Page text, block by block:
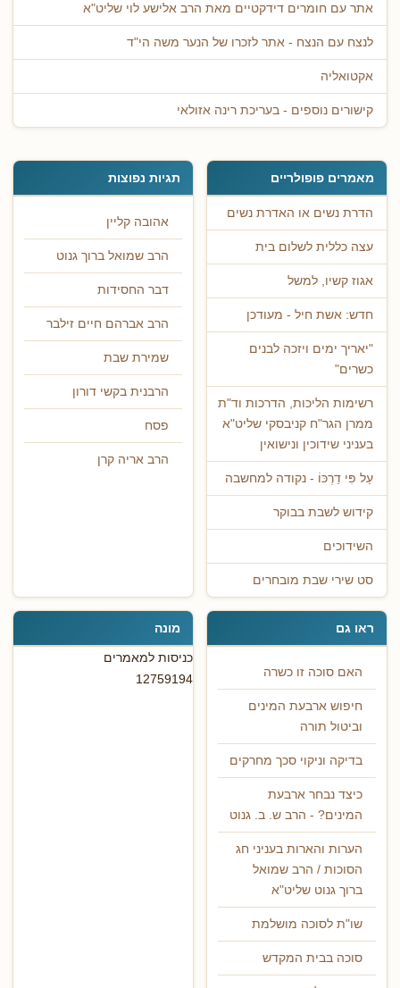
אתר עם חומרים דידקטיים מאת הרב אלישע לוי שליט"א
לנצח עם הנצח - אתר לזכרו של הנער משה הי"ד
אקטואליה
קישורים נוספים - בעריכת רינה אזולאי
מאמרים פופולריים
הדרת נשים או האדרת נשים
עצה כללית לשלום בית
אגוז קשיו, למשל
חדש: אשת חיל - מעודכן
"יאריך ימים ויזכה לבנים
כשרים"
רשימות הליכות, הדרכות וד"ת
ממרן הגר"ח קניבסקי שליט"א
בעניני שידוכין ונישואין
עַל פִּי דַרְכּוֹ - נקודה למחשבה
קידוש לשבת בבוקר
השידוכים
סט שירי שבת מובחרים
תגיות נפוצות
אהובה קליין
הרב שמואל ברוך גנוט
דבר החסידות
הרב אברהם חיים זילבר
שמירת שבת
הרבנית בקשי דורון
פסח
הרב אריה קרן
ראו גם
האם סוכה זו כשרה
חיפוש ארבעת המינים
וביטול תורה
בדיקה וניקוי סכך מחרקים
כיצד נבחר ארבעת
המינים? - הרב ש. ב. גנוט
הערות והארות בעניני חג
הסוכות / הרב שמואל
ברוך גנוט שליט"א
שו"ת לסוכה מושלמת
סוכה בבית המקדש
מונה
כניסות למאמרים
12759194